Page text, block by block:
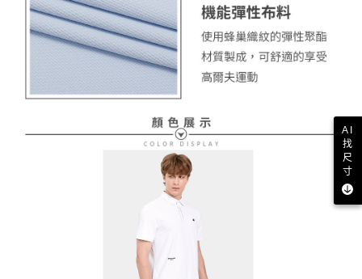
AI
找
尺
寸